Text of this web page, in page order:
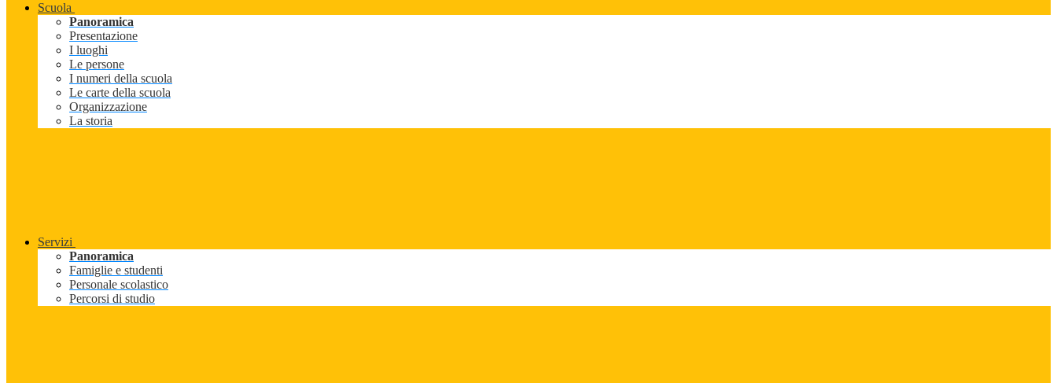
Scuola
Panoramica
Presentazione
I luoghi
Le persone
I numeri della scuola
Le carte della scuola
Organizzazione
La storia
Servizi
Panoramica
Famiglie e studenti
Personale scolastico
Percorsi di studio